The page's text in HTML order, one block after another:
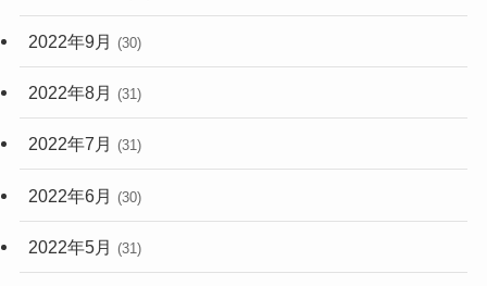
2022年9月 (30)
2022年8月 (31)
2022年7月 (31)
2022年6月 (30)
2022年5月 (31)